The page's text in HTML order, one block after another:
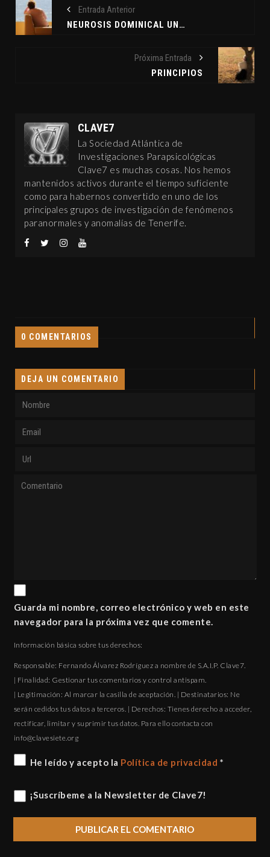
Entrada Anterior
NEUROSIS DOMINICAL UN FENÓMENO DE MASAS
Próxima Entrada
PRINCIPIOS
CLAVE7
La Sociedad Atlántica de
Investigaciones Parapsicológicas
Clave7 es muchas cosas. Nos hemos
mantenidos activos durante el tiempo suficiente
como para habernos convertido en uno de los
principales grupos de investigación de fenómenos
paranormales y anomalías de Tenerife.
0 COMENTARIOS
DEJA UN COMENTARIO
Guarda mi nombre, correo electrónico y web en este
navegador para la próxima vez que comente.
Información básica sobre tus derechos:
Responsable: Fernando Álvarez Rodríguez a nombre de S.A.I.P. Clave7.
| Finalidad: Gestionar tus comentarios y control antispam.
| Legitimación: Al marcar la casilla de aceptación. | Destinatarios: Ne
serán cedidos tus datos a terceros. | Derechos: Tienes derecho a acceder,
rectificar, limitar y suprimir tus datos. Para ello contacta con
gro.eteisevalc@ofni
He leído y acepto la Política de privacidad *
¡Suscríbeme a la Newsletter de Clave7!